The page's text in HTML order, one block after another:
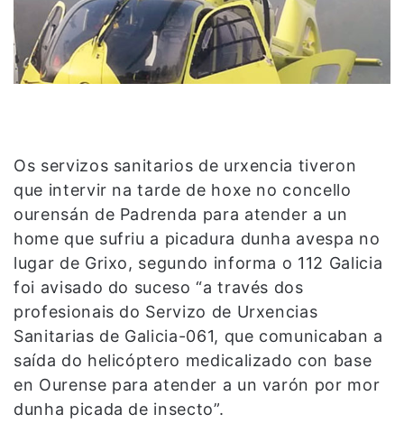
Os servizos sanitarios de urxencia tiveron
que intervir na tarde de hoxe no concello
ourensán de Padrenda para atender a un
home que sufriu a picadura dunha avespa no
lugar de Grixo, segundo informa o 112 Galicia
foi avisado do suceso “a través dos
profesionais do Servizo de Urxencias
Sanitarias de Galicia-061, que comunicaban a
saída do helicóptero medicalizado con base
en Ourense para atender a un varón por mor
dunha picada de insecto”.